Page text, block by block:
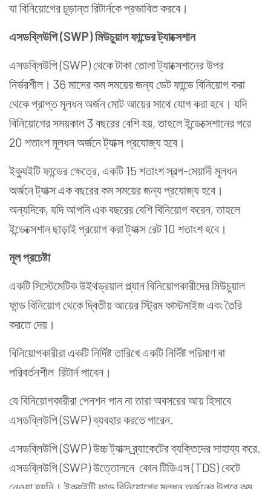
যা বিনিয়োগের চূড়ান্ত রিটার্নকে প্রভাবিত করবে।
এসডব্লিউপি (SWP) মিউচুয়াল ফান্ডের ট্যাক্সেশান
এসডব্লিউপি (SWP) থেকে টাকা তোলা ট্যাক্সেশানের উপর
নির্ভরশীল। 36 মাসের কম সময়ের জন্য ডেট ফান্ডে বিনিয়োগ করা
থেকে প্রাপ্ত মূলধন অর্জন মোট আয়ের সাথে যোগ করা হবে। যদি
বিনিয়োগের সময়কাল 3 বছরের বেশি হয়, তাহলে ইন্ডেক্সেশানের পরে
20 শতাংশ মূলধন অর্জনে ট্যাক্স প্রযোজ্য হবে।
ইক্যুইটি ফান্ডের ক্ষেত্রে, একটি 15 শতাংশ স্বল্প-মেয়াদী মূলধন
অর্জনে ট্যাক্স এক বছরের কম সময়ের জন্য প্রযোজ্য হবে।
অন্যদিকে, যদি আপনি এক বছরের বেশি বিনিয়োগ করেন, তাহলে
ইন্ডেক্সেশান ছাড়াই প্রয়োগ করা ট্যাক্স রেট 10 শতাংশ হবে।
মূল প্রচেষ্টা
একটি সিস্টেমেটিক উইথড্রয়াল প্ল্যান বিনিয়োগকারীদের মিউচুয়াল
ফান্ড বিনিয়োগ থেকে দ্বিতীয় আয়ের স্ট্রিম কাস্টমাইজ এবং তৈরি
করতে দেয়।
বিনিয়োগকারীরা একটি নির্দিষ্ট তারিখে একটি নির্দিষ্ট পরিমাণ বা
পরিবর্তনশীল রিটার্ন পাবেন।
যে বিনিয়োগকারীরা পেনশন পান না তারা অবসরের আয় হিসাবে
এসডব্লিউপি (SWP) ব্যবহার করতে পারেন.
এসডব্লিউপি (SWP) উচ্চ ট্যাক্স ব্র্যাকেটের ব্যক্তিদের সাহায্য করে.
এসডব্লিউপি (SWP) উত্তোলনে কোন টিডিএস (TDS) কেটে